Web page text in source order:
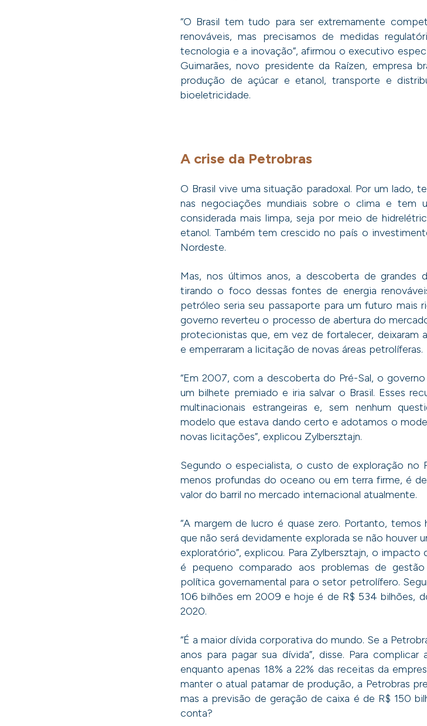
“O Brasil tem tudo para ser extremamente
renováveis, mas precisamos de medidas
tecnologia e a inovação”, afirmou o executivo
Guimarães, novo presidente da Raízen, empresa
produção de açúcar e etanol, transporte e
bioeletricidade.
A crise da Petrobras
O Brasil vive uma situação paradoxal. Por um lado,
nas negociações mundiais sobre o clima e tem
considerada mais limpa, seja por meio de
etanol. Também tem crescido no país o
Nordeste.
Mas, nos últimos anos, a descoberta de grandes
tirando o foco dessas fontes de energia
petróleo seria seu passaporte para um futuro mais
governo reverteu o processo de abertura do
protecionistas que, em vez de fortalecer, deixaram
e emperraram a licitação de novas áreas petrolíferas.
“Em 2007, com a descoberta do Pré-Sal, o
um bilhete premiado e iria salvar o Brasil. Esses
multinacionais estrangeiras e, sem nenhum
modelo que estava dando certo e adotamos o
novas licitações”, explicou Zylbersztajn.
Segundo o especialista, o custo de exploração no
menos profundas do oceano ou em terra firme, é
valor do barril no mercado internacional atualmente.
“A margem de lucro é quase zero. Portanto,
que não será devidamente explorada se não houver
exploratório”, explicou. Para Zylbersztajn, o
é pequeno comparado aos problemas de
política governamental para o setor petrolífero.
106 bilhões em 2009 e hoje é de R$ 534 bilhões,
2020.
“É a maior dívida corporativa do mundo. Se a
anos para pagar sua dívida”, disse. Para
enquanto apenas 18% a 22% das receitas da
manter o atual patamar de produção, a Petrobras
mas a previsão de geração de caixa é de R$ 150
conta?